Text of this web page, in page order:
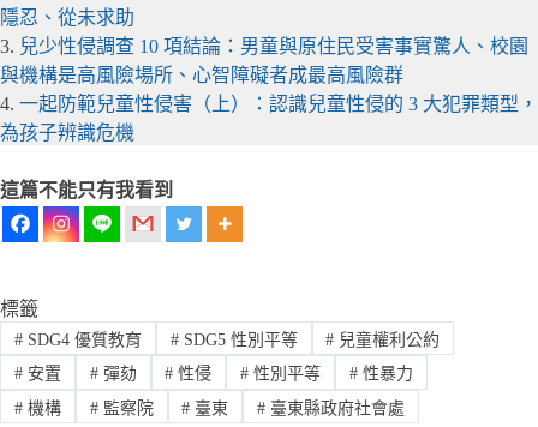
隱忍、從未求助
3. 兒少性侵調查 10 項結論：男童與原住民受害事實驚人、校園
與機構是高風險場所、心智障礙者成最高風險群
4. 一起防範兒童性侵害（上）：認識兒童性侵的 3 大犯罪類型，
為孩子辨識危機
這篇不能只有我看到
標籤
#SDG4 優質教育 #SDG5 性別平等 # 兒童權利公約
#安置 #彈劾 # 性侵 # 性別平等 # 性暴力
#機構 #監察院 # 臺東 # 臺東縣政府社會處